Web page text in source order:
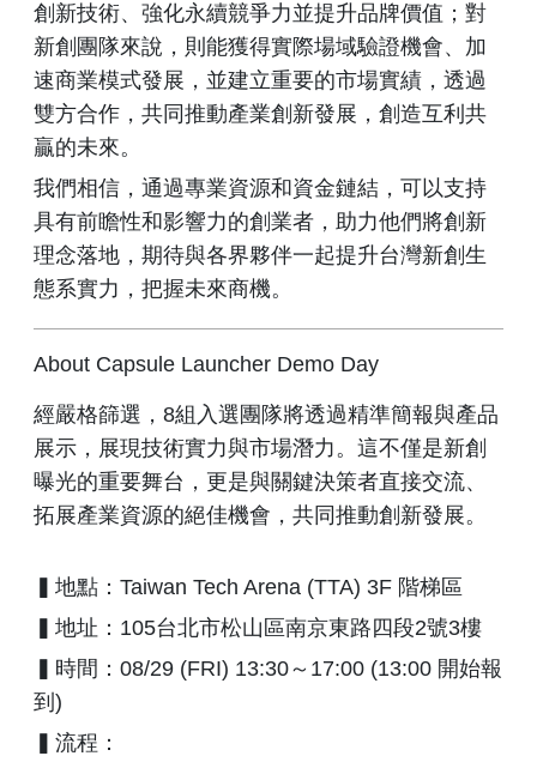
創新技術、強化永續競爭力並提升品牌價值；對
新創團隊來說，則能獲得實際場域驗證機會、加
速商業模式發展，並建立重要的市場實績，透過
雙方合作，共同推動產業創新發展，創造互利共
贏的未來。
我們相信，通過專業資源和資金鏈結，可以支持
具有前瞻性和影響力的創業者，助力他們將創新
理念落地，期待與各界夥伴一起提升台灣新創生
態系實力，把握未來商機。
About Capsule Launcher Demo Day
經嚴格篩選，8組入選團隊將透過精準簡報與產品
展示，展現技術實力與市場潛力。這不僅是新創
曝光的重要舞台，更是與關鍵決策者直接交流、
拓展產業資源的絕佳機會，共同推動創新發展。
▍地點：Taiwan Tech Arena (TTA) 3F 階梯區
▍地址：105台北市松山區南京東路四段2號3樓
▍時間：08/29 (FRI) 13:30～17:00 (13:00 開始報
到)
▍流程：